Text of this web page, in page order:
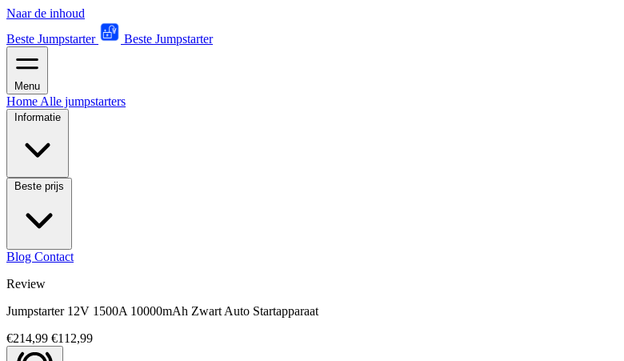
Naar de inhoud
Beste Jumpstarter
Beste Jumpstarter
Menu
Home Alle jumpstarters
Informatie
Beste prijs
Blog Contact
Review
Jumpstarter 12V 1500A 10000mAh Zwart Auto Startapparaat
€214,99 €112,99